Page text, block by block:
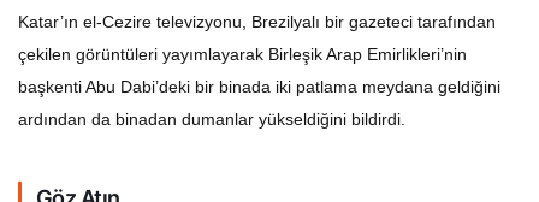
Katar’ın el-Cezire televizyonu, Brezilyalı bir gazeteci tarafından
çekilen görüntüleri yayımlayarak Birleşik Arap Emirlikleri’nin
başkenti Abu Dabi’deki bir binada iki patlama meydana geldiğini
ardından da binadan dumanlar yükseldiğini bildirdi.